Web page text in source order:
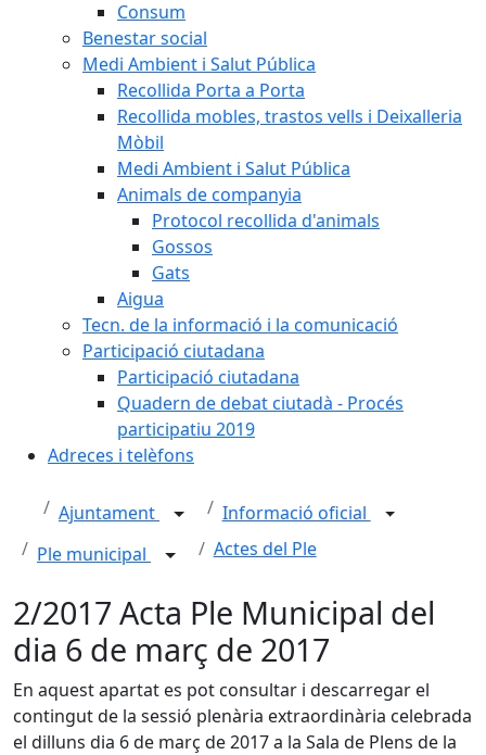
Consum
Benestar social
Medi Ambient i Salut Pública
Recollida Porta a Porta
Recollida mobles, trastos vells i Deixalleria
Mòbil
Medi Ambient i Salut Pública
Animals de companyia
Protocol recollida d'animals
Gossos
Gats
Aigua
Tecn. de la informació i la comunicació
Participació ciutadana
Participació ciutadana
Quadern de debat ciutadà - Procés
participatiu 2019
Adreces i telèfons
Ajuntament
Informació oficial
Ple municipal
Actes del Ple
2/2017 Acta Ple Municipal del
dia 6 de març de 2017
En aquest apartat es pot consultar i descarregar el
contingut de la sessió plenària extraordinària celebrada
el dilluns dia 6 de març de 2017 a la Sala de Plens de la